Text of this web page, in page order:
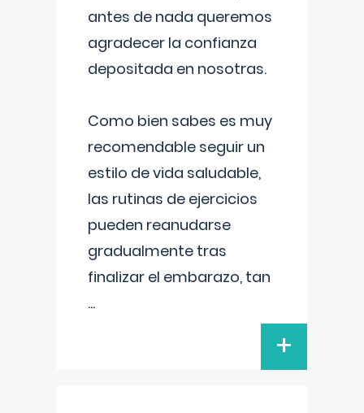
antes de nada queremos
agradecer la confianza
depositada en nosotras.
Como bien sabes es muy
recomendable seguir un
estilo de vida saludable,
las rutinas de ejercicios
pueden reanudarse
gradualmente tras
finalizar el embarazo, tan
...
+